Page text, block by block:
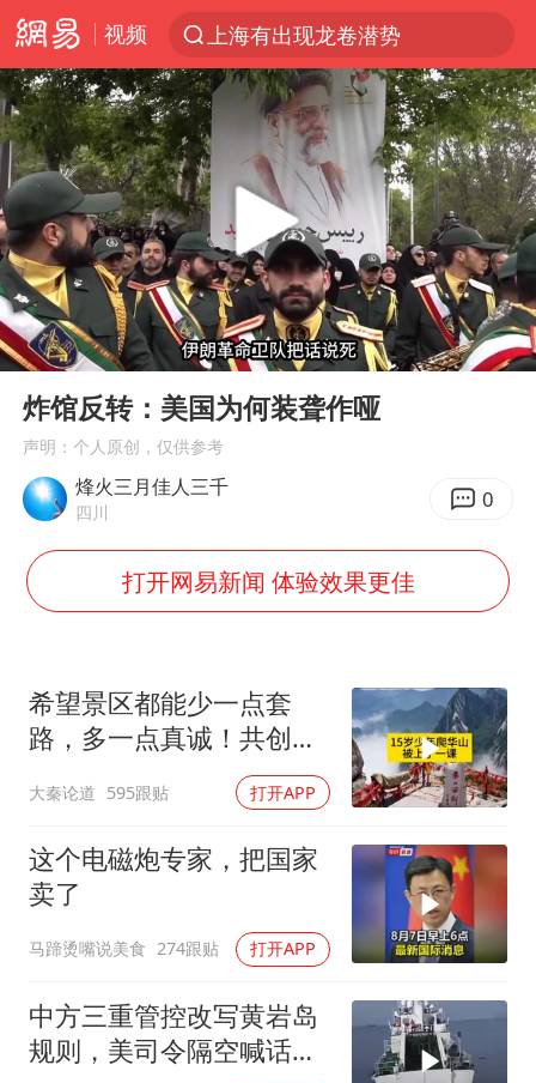
视频
上海有出现龙卷潜势
上半年我国经营主体结构持续优化
王传君 《披荆斩棘》
上海：5号线16号线浦江线全线停运
白海豚预计将在浙江苍南到三门一带登陆
今日15时起福州地铁高架区段停运
国足U17与阿森纳决赛取消 并列冠军
王艺迪2-4不敌张本美和止步4强
2025年小学教师减少13.19万
王艺迪无缘横滨赛决赛
上海大部迎大暴雨
以军士兵把枪口对准中国记者
笔试第一被劝弃考涉事副校长被撤职
白海豚5次眼壁置换
构建更高水平的全民健身公共服务体系
Play
00:00 08:02
炸馆反转：美国为何装聋作哑
声明：个人原创，仅供参考
烽火三月佳人三千
四川 0
打开网易新闻 体验效果更佳
希望景区都能少一点套
路，多一点真诚！共创良
大秦论道 595跟贴 打开APP
这个电磁炮专家，把国家
卖了
马蹄烫嘴说美食 274跟贴 打开APP
中方三重管控改写黄岩岛
规则，美司令隔空喊话露